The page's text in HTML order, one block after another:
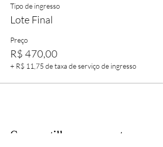
Tipo de ingresso
Lote Final
Preço
R$ 470,00
+ R$ 11,75 de taxa de serviço de ingresso
Compartilhe esse evento